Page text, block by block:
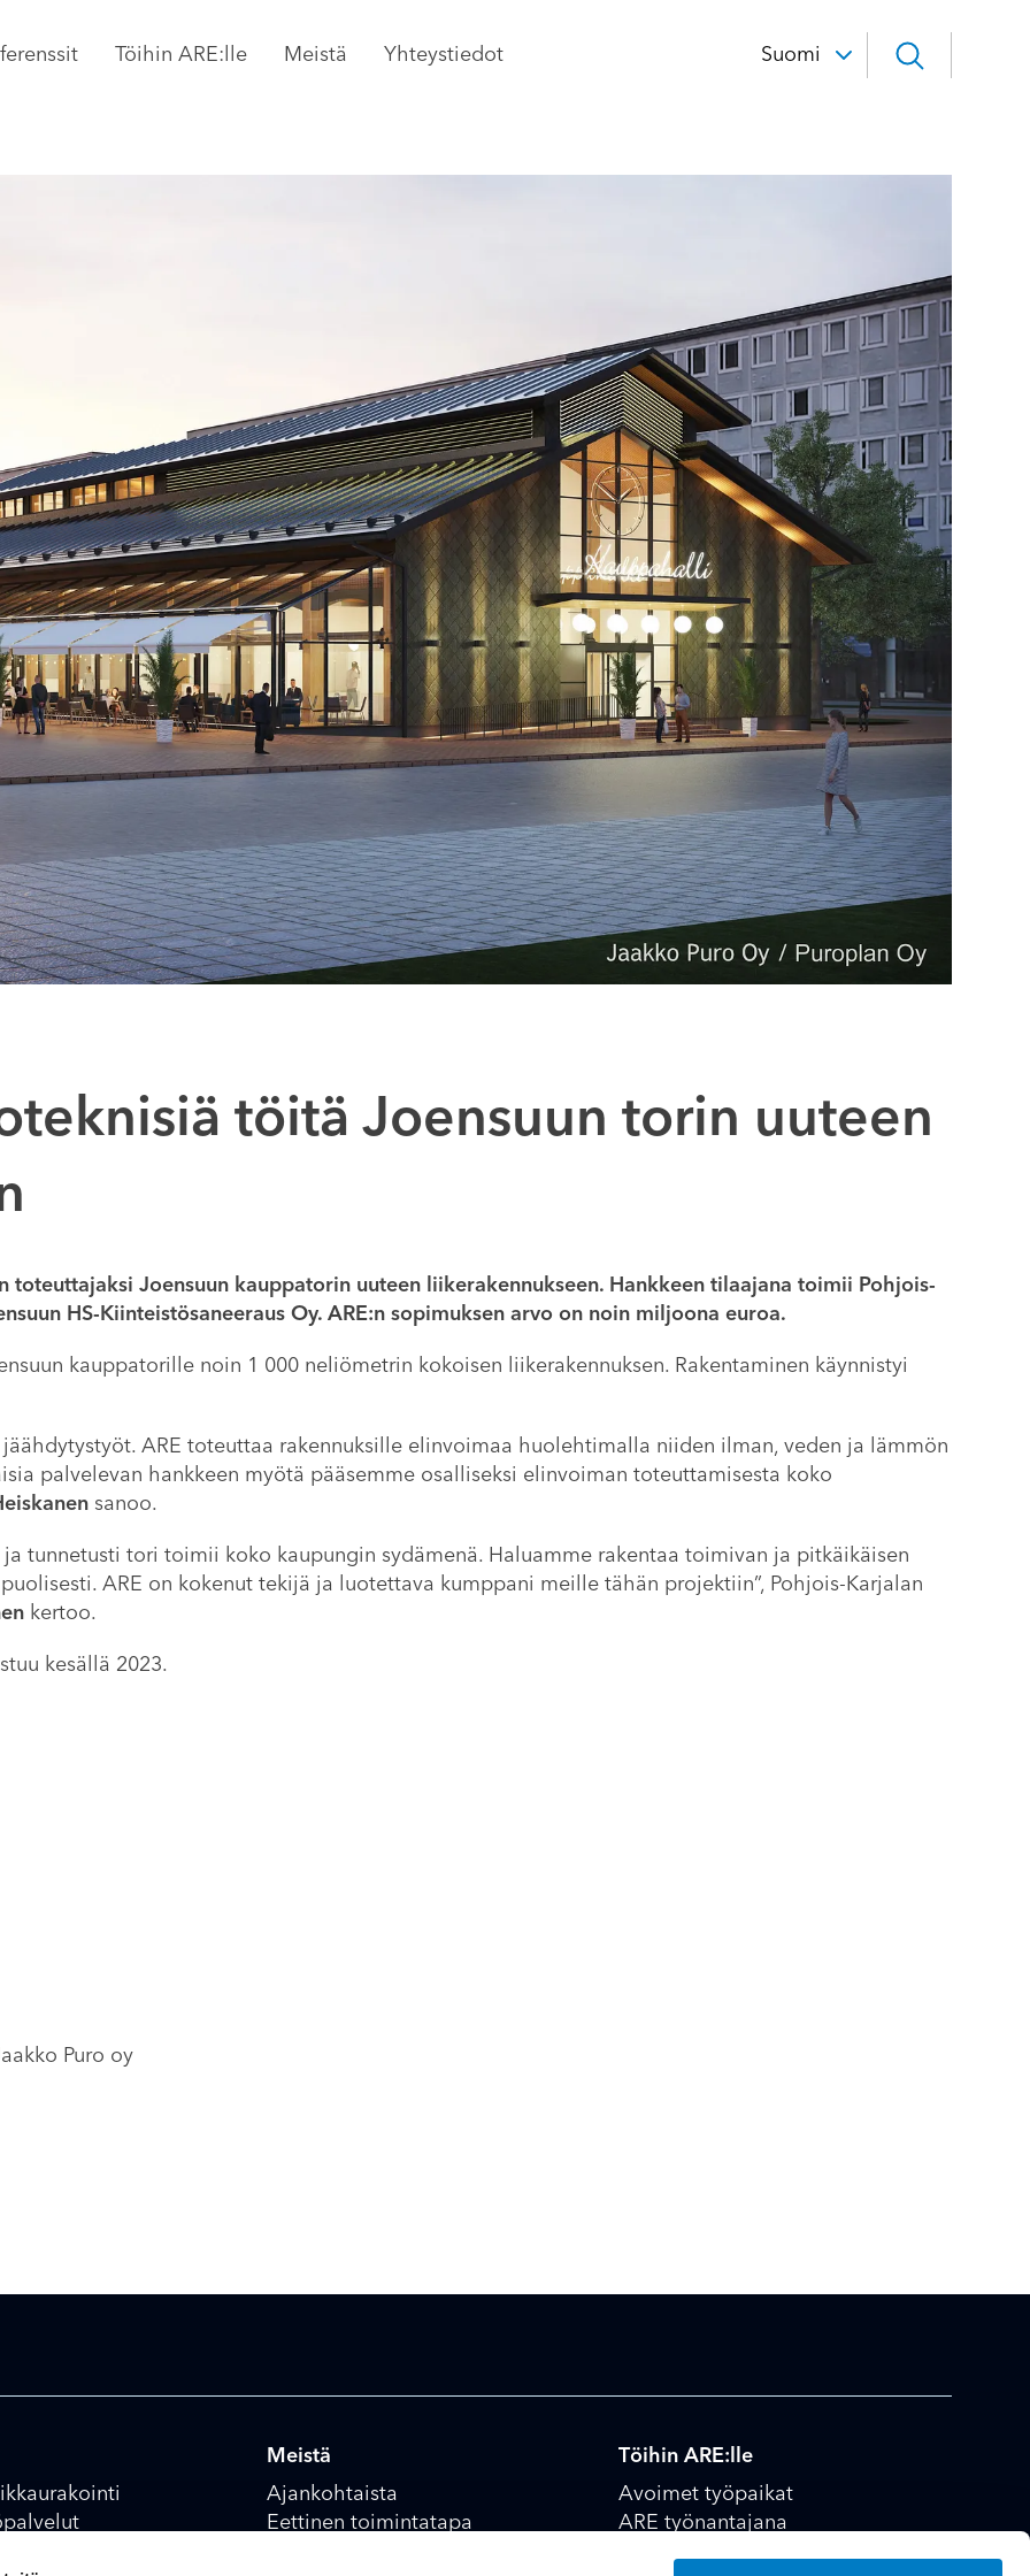
Töihin ARE:lle Meistä Yhteystiedot Suomi
töitä Joensuun torin uuteen
Joensuun kauppatorin uuteen liikerakennukseen. Hankkeen tilaajana toimii Pohjois-
HS-Kiinteistösaneeraus Oy. ARE:n sopimuksen arvo on noin miljoona euroa.
kauppatorille noin 1 000 neliömetrin kokoisen liikerakennuksen. Rakentaminen käynnistyi
ARE toteuttaa rakennuksille elinvoimaa huolehtimalla niiden ilman, veden ja lämmön
palvelevan hankkeen myötä pääsemme osalliseksi elinvoiman toteuttamisesta koko
sanoo.
ja tunnetusti tori toimii koko kaupungin sydämenä. Haluamme rakentaa toimivan ja pitkäikäisen
ARE on kokenut tekijä ja luotettava kumppani meille tähän projektiin”, Pohjois-Karjalan
kertoo.
kesällä 2023.
Puro oy
Meistä
Ajankohtaista
Eettinen toimintatapa
Töihin ARE:lle
Avoimet työpaikat
ARE työnantajana